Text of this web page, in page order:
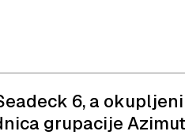
6, a
grupacije